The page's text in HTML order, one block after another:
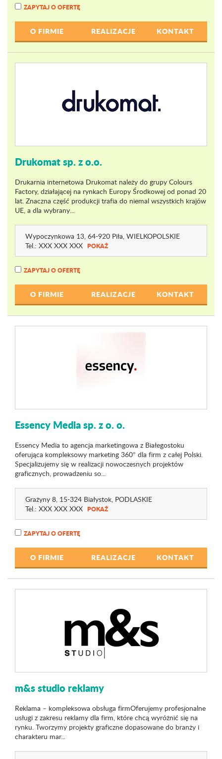
ZAPYTAJ O OFERTĘ
O FIRMIE REALIZACJE KONTAKT
Drukomat sp. z o.o.
Drukarnia internetowa Drukomat należy do grupy Colours
Factory, działającej na rynkach Europy Środkowej od ponad 20
lat. Znaczna część produkcji trafia do niemal wszystkich krajów
UE, a dla wybrany...
Wypoczynkowa 13, 64-920 Piła, WIELKOPOLSKIE
Tel.: XXX XXX XXX POKAŻ
ZAPYTAJ O OFERTĘ
O FIRMIE REALIZACJE KONTAKT
Essency Media sp. z o. o.
Essency Media to agencja marketingowa z Białegostoku
oferująca kompleksowy marketing 360° dla firm z całej Polski.
Specjalizujemy się w realizacji nowoczesnych projektów
graficznych, prowadzeniu so...
Grażyny 8, 15-324 Białystok, PODLASKIE
Tel.: XXX XXX XXX POKAŻ
ZAPYTAJ O OFERTĘ
O FIRMIE REALIZACJE KONTAKT
m&s studio reklamy
Reklama – kompleksowa obsługa firmOferujemy profesjonalne
usługi z zakresu reklamy dla firm, które chcą wyróżnić się na
rynku. Tworzymy projekty graficzne dopasowane do branży i
charakteru mar...